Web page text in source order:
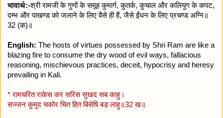
भावार्थ:-श्री रामजी के गुणों के समूह कुमार्ग, कुतर्क, कुचाल और कलियुग के कपट,
दम्भ और पाखण्ड को जलाने के लिए वैसे ही हैं, जैसे ईंधन के लिए प्रचण्ड अग्नि॥
32 (क)॥
English: The hosts of virtues possessed by Shri Ram are like a
blazing fire to consume the dry wood of evil ways, fallacious
reasoning, mischievous practices, deceit, hypocrisy and heresy
prevailing in Kali.
* रामचरित राकेस कर सरिस सुखद सब काहु।
सज्जन कुमुद चकोर चित हित बिसेषि बड़ लाहु॥32 ख॥